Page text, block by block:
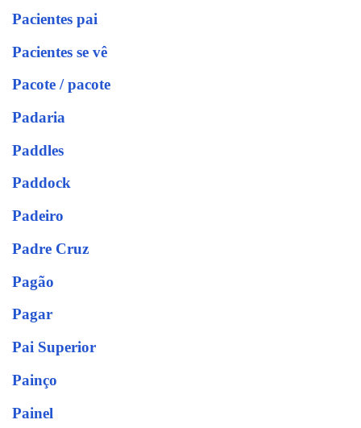
Pacientes pai
Pacientes se vê
Pacote / pacote
Padaria
Paddles
Paddock
Padeiro
Padre Cruz
Pagão
Pagar
Pai Superior
Painço
Painel